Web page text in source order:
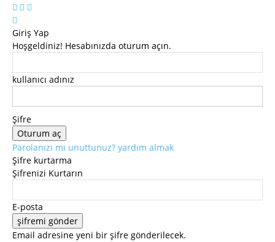
Giriş Yap
Hoşgeldiniz! Hesabınızda oturum açın.
kullanıcı adınız
Şifre
Parolanızı mı unuttunuz? yardım almak
Şifre kurtarma
Şifrenizi Kurtarın
E-posta
Email adresine yeni bir şifre gönderilecek.